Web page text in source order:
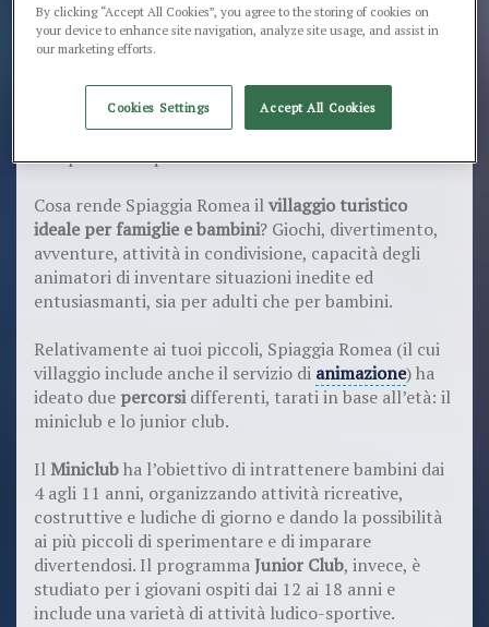
domestici, etc. Per garantire relax e divertimento il
villaggio ubicato sul Lido delle Nazioni ha avviato una
serie di attività rese possibili dal lavoro encomiabile
della nostra meravigliosa equipe di animatori. Così,
mentre i vostri bimbi saranno alle prese con attività
ludiche, giochi e sport, voi potrete godervi in
completa tranquillità le ferie al mare!
Cosa rende Spiaggia Romea ilvillaggio turistico
ideale per famiglie e bambini? Giochi, divertimento,
avventure, attività in condivisione, capacità degli
animatori di inventare situazioni inedite ed
entusiasmanti, sia per adulti che per bambini.
Relativamente ai tuoi piccoli, Spiaggia Romea (il cui
villaggio include anche il servizio di animazione) ha
ideato due percorsidifferenti, tarati in base all’età: il
miniclub e lo junior club.
IlMiniclubha l’obiettivo di intrattenere bambini dai
4 agli 11 anni, organizzando attività ricreative,
costruttive e ludiche di giorno e dando la possibilità
ai più piccoli di sperimentare e di imparare
divertendosi. Il programmaJunior Club, invece, è
studiato per i giovani ospiti dai 12 ai 18 anni e
include una varietà di attività ludico-sportive.
By clicking “Accept All Cookies”, you agree to the storing of cookies on
your device to enhance site navigation, analyze site usage, and assist in
our marketing efforts.
Cookies Settings Accept All Cookies